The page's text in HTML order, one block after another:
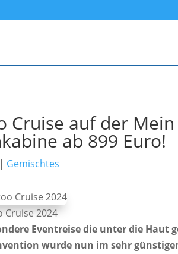
Cruise auf der
ab 899 Euro!
| Gemischtes
Cruise 2024
Eventreise die unter die Haut
wurde nun im sehr